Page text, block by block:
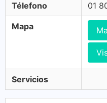
Télefono 01
Mapa
Servicios